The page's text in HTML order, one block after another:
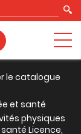
le catalogue
et santé
physiques
Licence,